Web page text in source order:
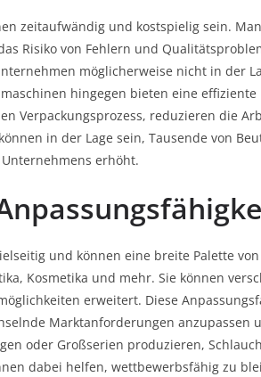
zeitaufwändig und kostspielig sein.
Risiko von Fehlern und
möglicherweise nicht in der
hingegen bieten eine effiziente
Verpackungsprozess, reduzieren die
in der Lage sein, Tausende von
erhöht.
und können eine breite Palette
Kosmetika und mehr. Sie können
erweitert. Diese
Marktanforderungen anzupassen
oder Großserien produzieren,
dabei helfen, wettbewerbsfähig zu